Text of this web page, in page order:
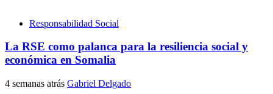
Responsabilidad Social
La RSE como palanca para la resiliencia social y
económica en Somalia
4 semanas atrás Gabriel Delgado